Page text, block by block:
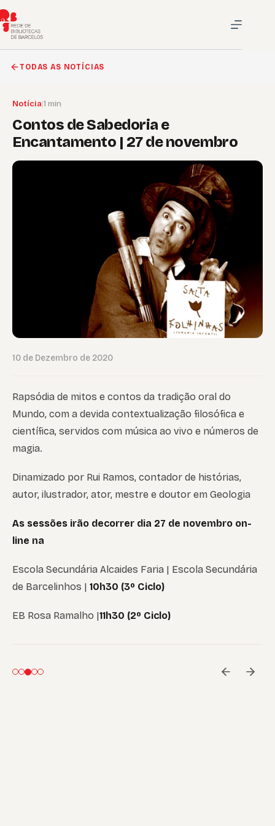
para
o
conteúdo
TODAS AS NOTÍCIAS
Notícia|1 min
Contos de Sabedoria e
Encantamento | 27 de novembro
10 de Dezembro de 2020
Rapsódia de mitos e contos da tradição oral do
Mundo, com a devida contextualização filosófica e
científica, servidos com música ao vivo e números de
magia.
Dinamizado por Rui Ramos, contador de histórias,
autor, ilustrador, ator, mestre e doutor em Geologia
As sessões irão decorrer dia 27 de novembro on-
line na
Escola Secundária Alcaides Faria | Escola Secundária
de Barcelinhos | 10h30 (3º Ciclo)
EB Rosa Ramalho |11h30 (2º Ciclo)